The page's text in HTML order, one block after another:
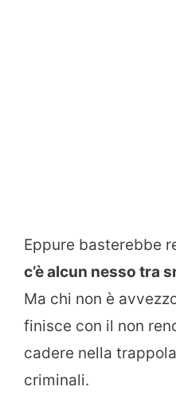
Eppure basterebbe
c’è alcun nesso tra
Ma chi non è
finisce con il non
cadere nella
criminali.